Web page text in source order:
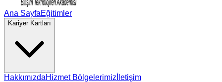
Ana SayfaEğitimler
Kariyer Kartları
HakkımızdaHizmet Bölgelerimiz İletişim